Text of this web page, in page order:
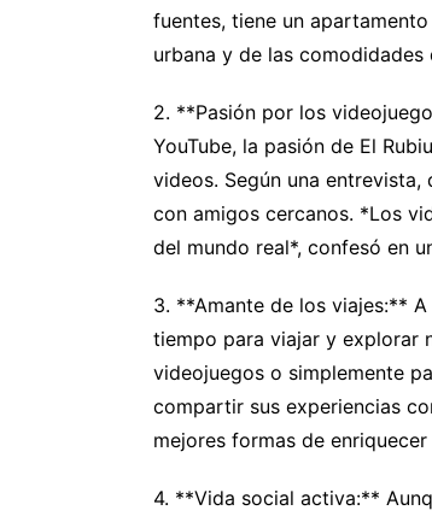
fuentes, tiene un
urbana y de las
2. **Pasión por los
YouTube, la pasión de El
videos. Según una
con amigos cercanos. *Los
del mundo real*, confesó en
3. **Amante de los viajes:**
tiempo para viajar y explorar
videojuegos o simplemente
compartir sus experiencias
mejores formas de
4. **Vida social activa:**